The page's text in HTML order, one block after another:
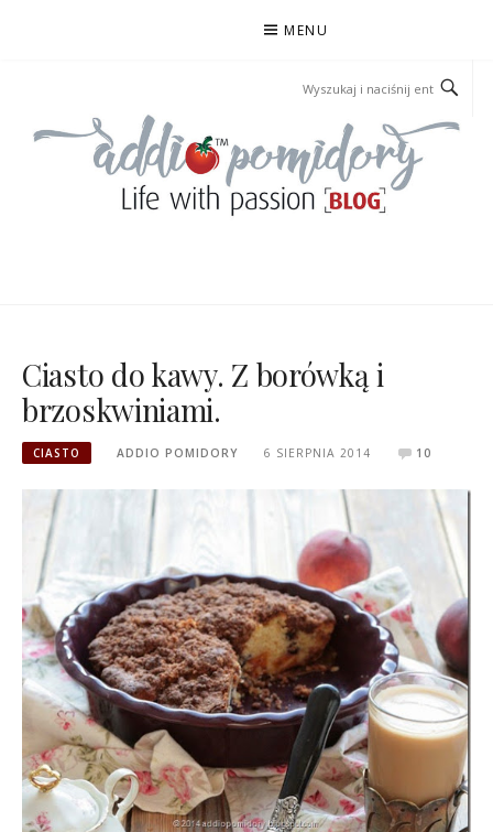
MENU
Ciasto do kawy. Z borówką i
brzoskwiniami.
CIASTO ADDIO POMIDORY 6 SIERPNIA 2014 10